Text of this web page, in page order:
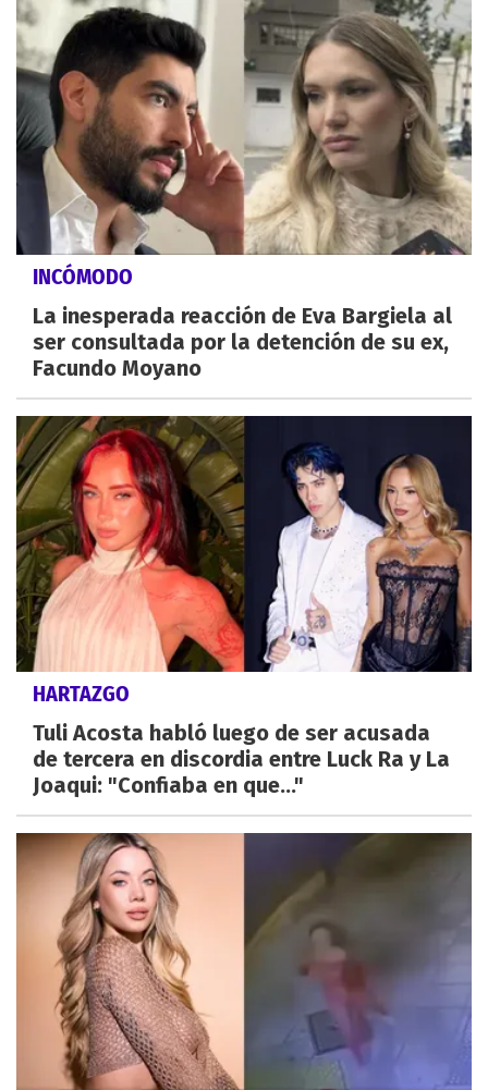
INCÓMODO
La inesperada reacción de Eva Bargiela al
ser consultada por la detención de su ex,
Facundo Moyano
HARTAZGO
Tuli Acosta habló luego de ser acusada
de tercera en discordia entre Luck Ra y La
Joaqui: "Confiaba en que..."